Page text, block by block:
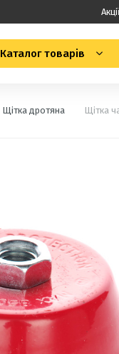
Каталог товарів
Щітка дротяна Щітка